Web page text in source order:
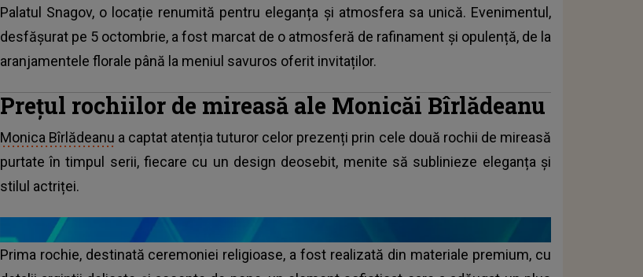
Palatul Snagov, o locație renumită pentru eleganța și atmosfera sa unică. Evenimentul,
desfășurat pe 5 octombrie, a fost marcat de o atmosferă de rafinament și opulență, de la
aranjamentele florale până la meniul savuros oferit invitaților.
Prețul rochiilor de mireasă ale Monicăi Bîrlădeanu
Monica Bîrlădeanu a captat atenția tuturor celor prezenți prin cele două rochii de mireasă
purtate în timpul serii, fiecare cu un design deosebit, menite să sublinieze eleganța și
stilul actriței.
Prima rochie, destinată ceremoniei religioase, a fost realizată din materiale premium, cu